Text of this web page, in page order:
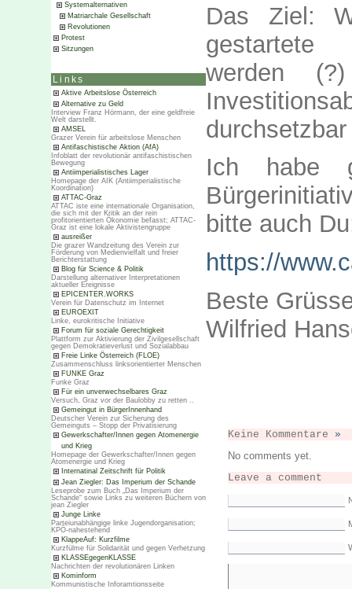
Systemalternativen
Matriarchale Gesellschaft
Revolutionen
Protest
Sitzungen
Links
Aktive Arbeitslose Österreich
Alternative zu Geld
Interview Franz Hörmann, der eine geldfreie
Welt darstellt.
AMSEL
Grazer Verein für arbeitslose Menschen
Antifaschistische Aktion (AfA)
Infoblatt der revolutionär antifaschistischen
Bewegung
Antiimperialistisches Lager
Homepage der AIK (Antiimperialistische
Koordination)
ATTAC-Graz
ATTAC iste eine internationale Organisation,
die sich mit der Kritik an der rein
profitorientierten Ökonomie befasst; ATTAC-
Graz ist eine lokale Aktivistengruppe
ausreißer
Die grazer Wandzeitung des Verein zur
Förderung von Medienvielfalt und freier
Berichterstattung
Blog für Science & Politik
Darstellung alternativer Interpretationen
aktueller Ereignisse
EPICENTER.WORKS
Verein für Datenschutz im Internet
EUROEXIT
Linke, eurokritische Initiative
Forum für soziale Gerechtigkeit
Plattform zur Aktivierung der Zivilgesellschaft
gegen Demokratieverlust und Sozialabbau
Freie Linke Österreich (FLOE)
Zusammenschluss linksorientierter Menschen
FUNKE Graz
Funke Graz
Für ein unverwechselbares Graz
Versuch, Graz vor der Baulobby zu retten ..
Gemeingut in BürgerInnenhand
Deutscher Verein zur Sicherung des
Gemeinguts – Stopp der Privatisierung
Gewerkschafter/Innen gegen Atomenergie
und Krieg
Homepage der Gewerkschafter/Innen gegen
Atomenergie und Krieg
Internatinal Zeitschrift für Politik
Jean Ziegler: Das Imperium der Schande
Leseprobe zum Buch „Das Imperium der
Schande“ sowie Links zu weiteren Büchern von
jean Ziegler
Junge Linke
Parteiunabhängige linke Jugendorganisation;
KPÖ-nahestehend
KlappeAuf: Kurzfilme
Kurzfülme für Solidarität und gegen Verhetzung
KLASSEgegenKLASSE
Nachrichten der revolutionären Linken
Kominform
Kommunistische Inforamtionsseite
Das Ziel:
gestartete
werden
Ich habe
bitte auch
https://
Beste
Wilfried
Keine Kommentare »
No comments yet.
Leave a comment